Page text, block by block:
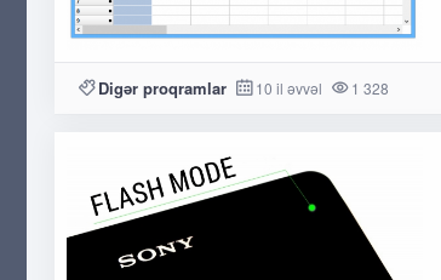
Digər proqramlar 10 il əvvəl 1 328